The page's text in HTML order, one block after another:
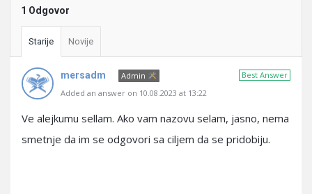
1 Odgovor
Starije Novije
Best Answer
mersadm
Admin
Added an answer on 10.08.2023 at 13:22
Ve alejkumu sellam. Ako vam nazovu selam, jasno, nema
smetnje da im se odgovori sa ciljem da se pridobiju.